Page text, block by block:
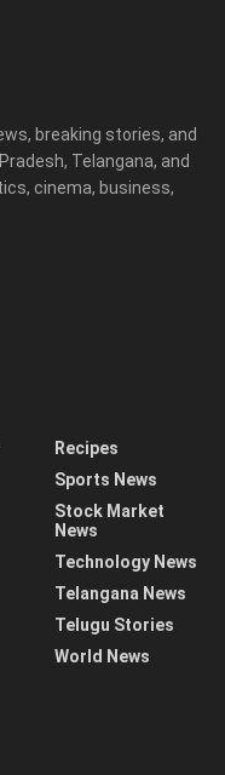
breaking stories, and
Telangana, and
cinema, business,
Recipes
Sports News
Stock Market
News
Technology News
Telangana News
Telugu Stories
World News